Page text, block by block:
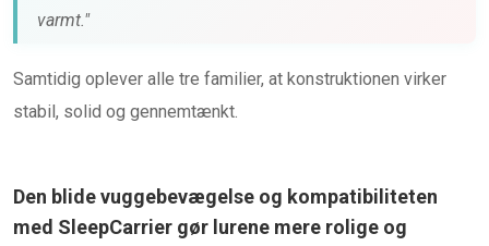
varmt."
Samtidig oplever alle tre familier, at konstruktionen virker
stabil, solid og gennemtænkt.
Den blide vuggebevægelse og kompatibiliteten
med SleepCarrier gør lurene mere rolige og